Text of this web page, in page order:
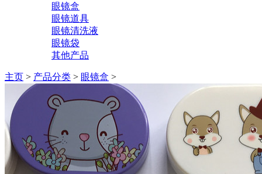
眼镜盒
眼镜道具
眼镜清洗液
眼镜袋
其他产品
主页 > 产品分类 > 眼镜盒 >